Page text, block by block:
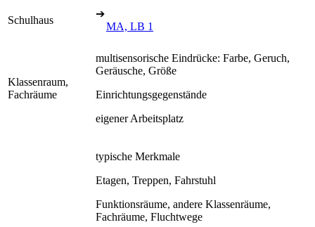
Schulhaus
➔
MA, LB 1
Klassenraum,
Fachräume
multisensorische Eindrücke: Farbe, Geruch,
Geräusche, Größe
Einrichtungsgegenstände
eigener Arbeitsplatz
typische Merkmale
Etagen, Treppen, Fahrstuhl
Funktionsräume, andere Klassenräume,
Fachräume, Fluchtwege